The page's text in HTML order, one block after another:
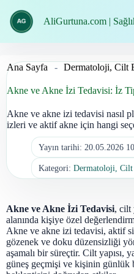
geç
AliGurtuna.com |
Ana Sayfa - Dermatoloji, Cilt
Akne ve Akne İzi Tedavisi: İz
Akne ve akne izi tedavisi nasıl
izleri ve aktif akne için hangi
Yayın tarihi: 20.05.2026
Kategori: Dermatoloji, Cilt
Akne ve Akne İzi Tedavisi, cilt
alanında kişiye özel
Akne ve akne izi tedavisi, aktif
gözenek ve doku düzensizliği
aşamalı bir süreçtir. Cilt yapısı,
güneş geçmişi ve kişinin günlük